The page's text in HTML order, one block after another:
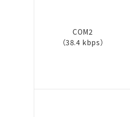
COM2
（38.4 kbps）